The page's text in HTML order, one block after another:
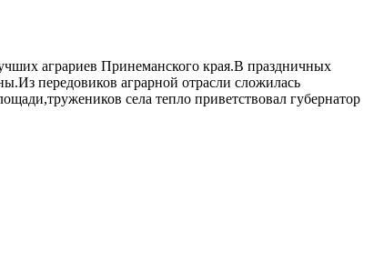
аграриев Принеманского края.В праздничных
передовиков аграрной отрасли сложилась
села тепло приветствовал губернатор